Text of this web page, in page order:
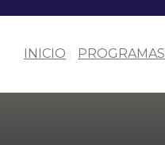
INICIO PROGRAMAS